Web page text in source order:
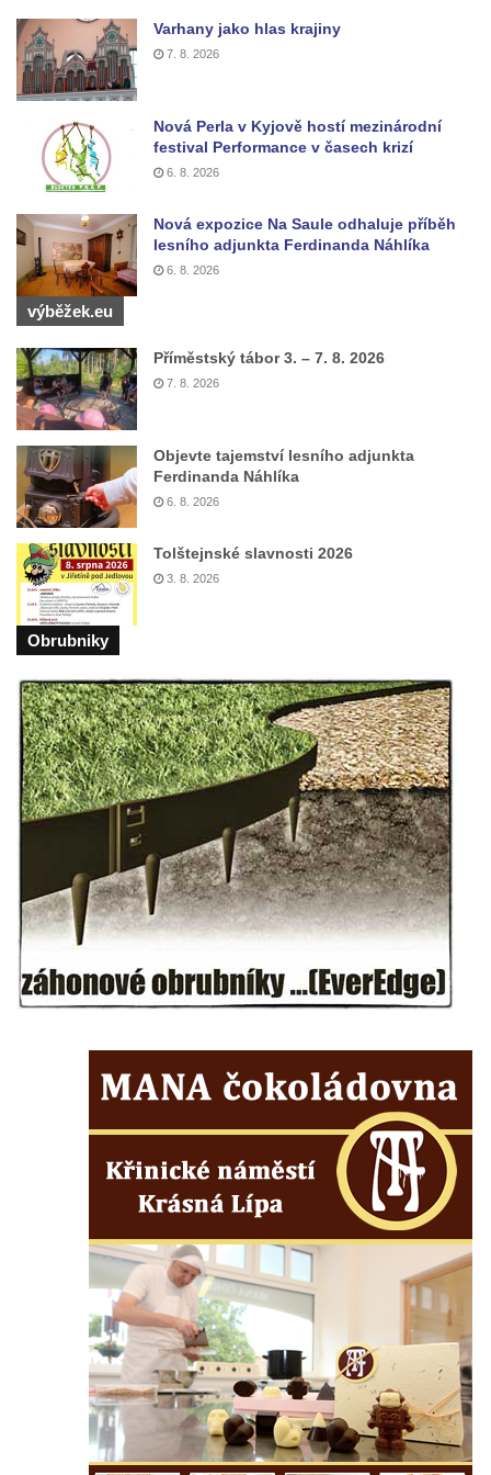
Sochy brouků u Mlýnské stoky v Českých
Budějovicích
Socha svatého Vincence Ferrerského na
nádvoří kláštera dominikánů v Českých
Budějovicích
Socha svatého Zachariáše na nádvoří
kláštera dominikánů v Českých
Budějovicích
Socha svatého Josefa na nádvoří kláštera
dominikánů v Českých Budějovicích
Socha svaté Anny na nádvoří kláštera
dominikánů v Českých Budějovicích
Socha svatého Dominika na nádvoří
Budějovicích
Sousoší Kalvárie před klášterem
dominikánů u Piaristického náměstí v
Českých Budějovicích
Socha svatého Václava u pramene v
Semilech
Pamětní deska Tomáše Garrigue Masaryka
na radnici v Českých Budějovicích
Pamětní deska na biskupské rezidenci v
Českých Budějovicích
Pamětní deska Josefa Hloucha na
biskupské rezidenci v Českých
Budějovicích
Socha žáby u rybníčku na Náměstí v
Kamenném Újezdě
Pamětní kámen družebních obcí Kamenný
Kamenném Újezdě
Velešíně
Pomník J. V. Kamarýta v Krumlovské ulici ve
vstupu do poutního místa Římov
Plastika Koule v Gutenbergově ulici v
Liberci
Pamětní deska Vojtěcha Kocmicha na
domě čp. 37 v ulici Betlém v Římově
Pomník na paměť zrušení roboty v Plavu
Socha vodníka v Plavu
Socha svatého Jana Nepomuckého v
Třebušíně
Pamětní deska Johanna Nepomuka
Varhany jako hlas krajiny
7. 8. 2026
Nová Perla v Kyjově hostí mezinárodní
festival Performance v časech krizí
6. 8. 2026
Nová expozice Na Saule odhaluje příběh
lesního adjunkta Ferdinanda Náhlíka
6. 8. 2026
výběžek.eu
Příměstský tábor 3. – 7. 8. 2026
7. 8. 2026
Objevte tajemství lesního adjunkta
Ferdinanda Náhlíka
6. 8. 2026
Tolštejnské slavnosti 2026
3. 8. 2026
Obrubniky